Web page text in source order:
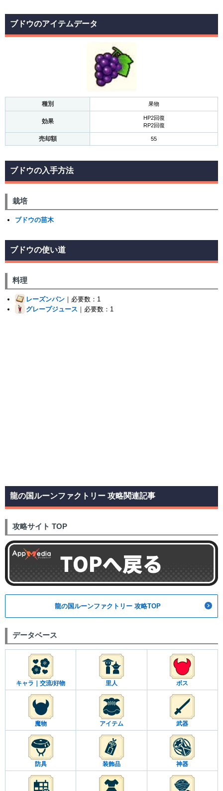
ブドウのアイテムデータ
種別 果物
効果
HP2回復
RP2回復
売却額 55
ブドウの入手方法
栽培
ブドウの苗木
ブドウの使い道
料理
レーズンパン ｜必要数：1
グレープジュース ｜必要数：1
龍の国ルーンファクトリー 攻略関連記事
攻略サイト TOP
龍の国ルーンファクトリー 攻略TOP
データベース
キャラ｜交流/好物 里人 ボス
魔物 アイテム 武器
防具 装飾品 神器